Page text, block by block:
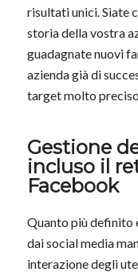
risultati unici. Siate
storia della vostra
guadagnate nuovi
azienda già di
target molto
Gestione
incluso il
Facebook
Quanto più definito
dai social media
interazione degli